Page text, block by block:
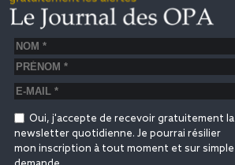
Oui, j'accepte de recevoir gratuitement la
newsletter quotidienne. Je pourrai résilier
mon inscription à tout moment et sur simple